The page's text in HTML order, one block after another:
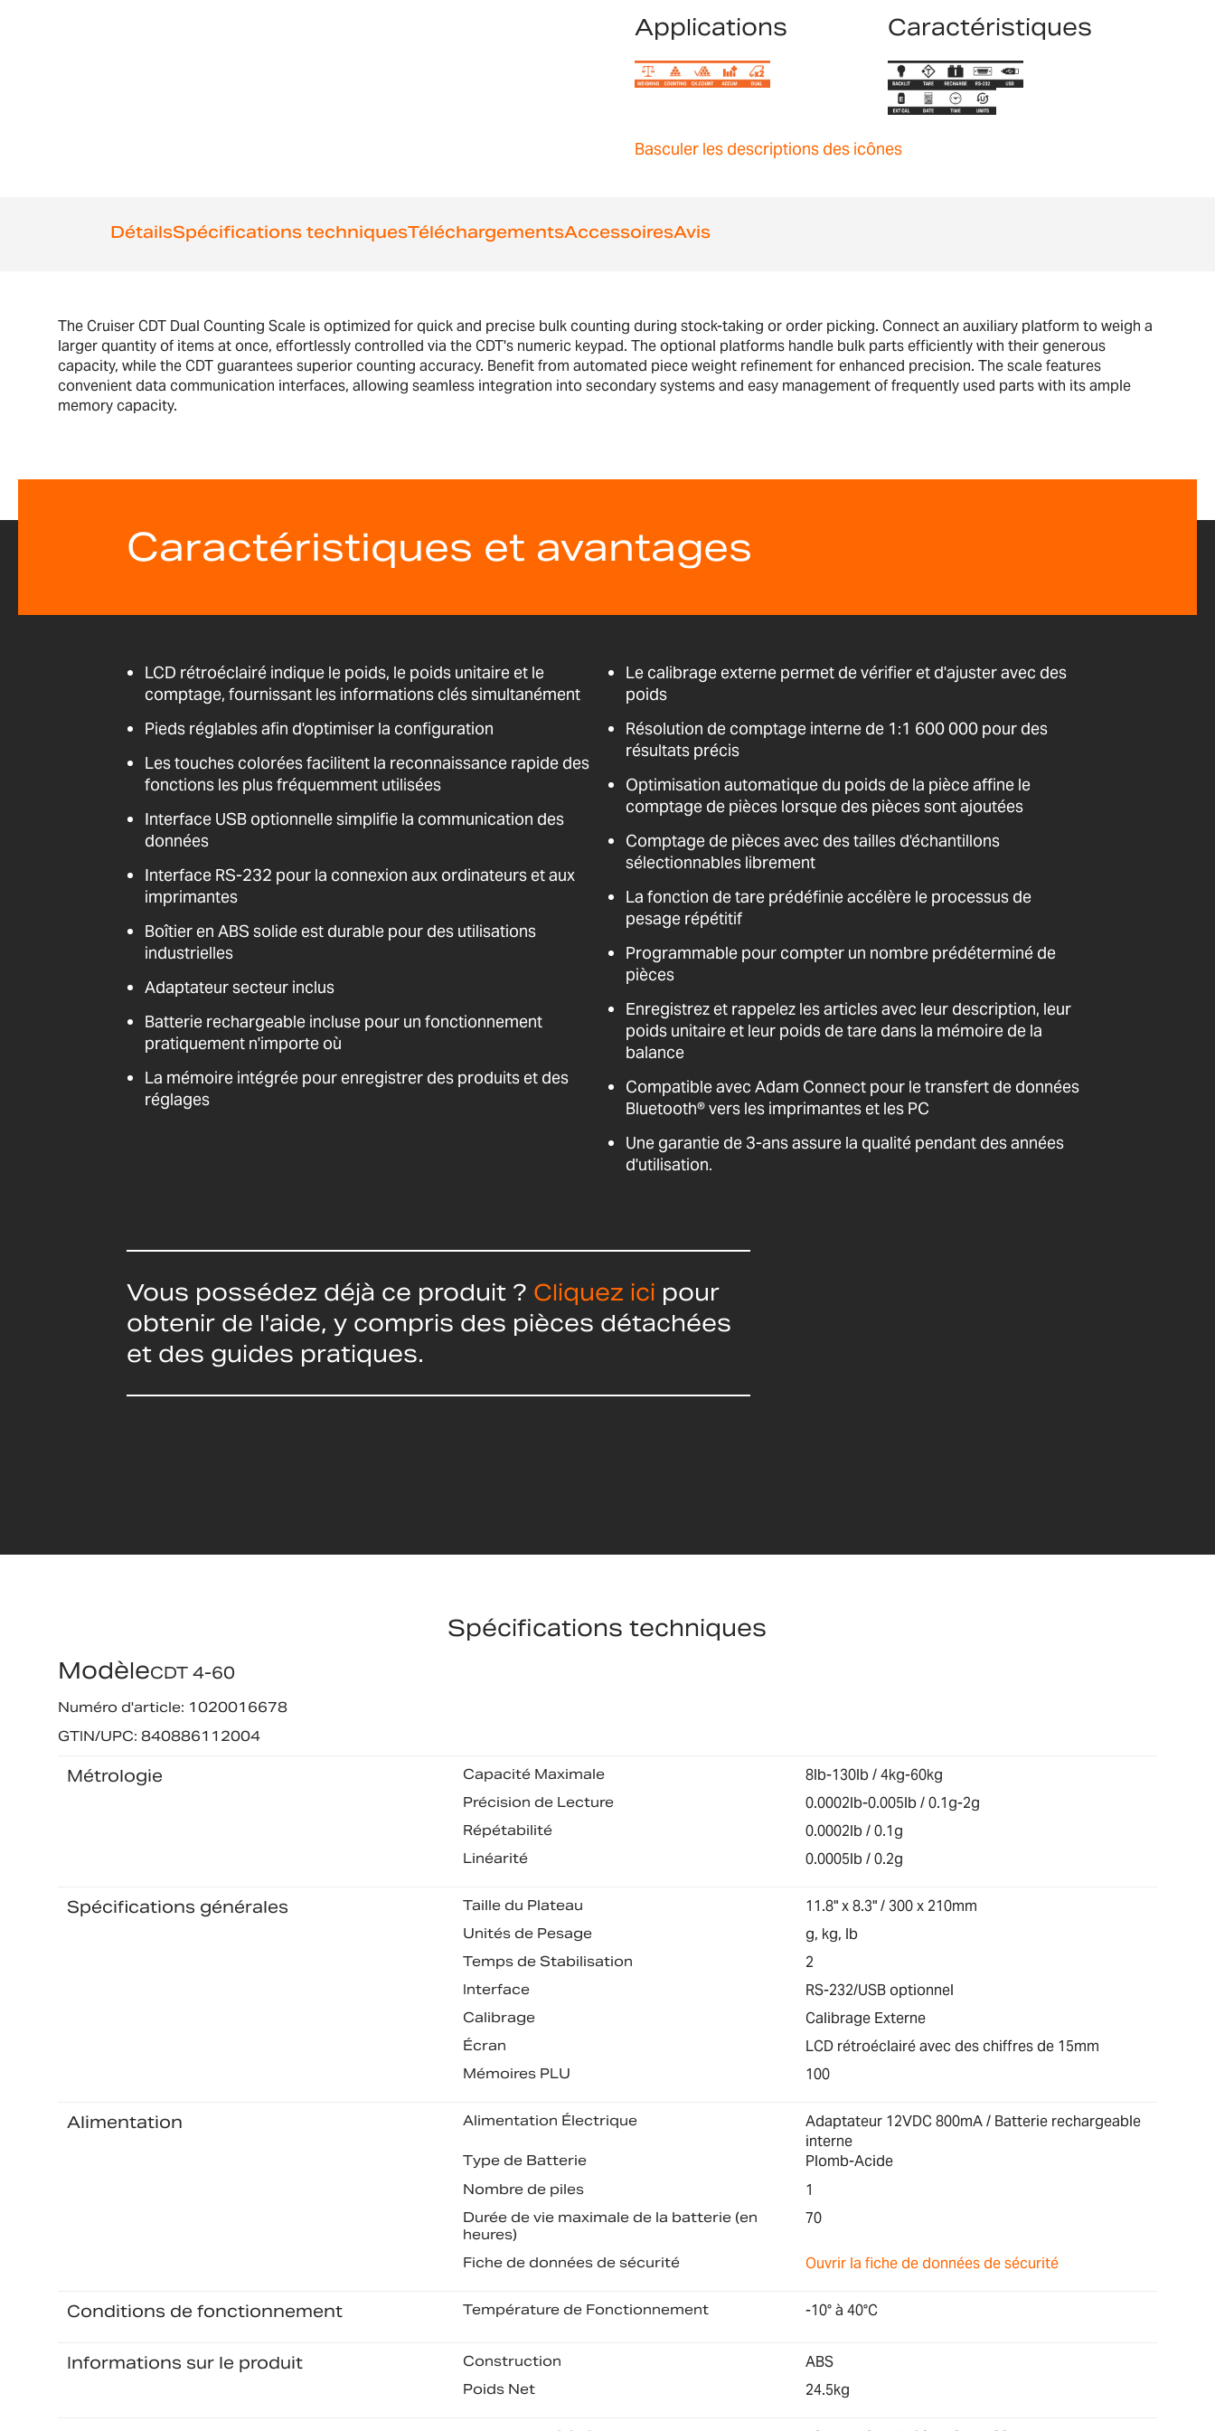
Applications Caractéristiques
Basculer les descriptions des icônes
DétailsSpécifications techniquesTéléchargementsAccessoiresAvis
The Cruiser CDT Dual Counting Scale is optimized for quick and precise bulk counting during stock-taking or order picking. Connect an auxiliary platform to weigh a
larger quantity of items at once, effortlessly controlled via the CDT's numeric keypad. The optional platforms handle bulk parts efficiently with their generous
capacity, while the CDT guarantees superior counting accuracy. Benefit from automated piece weight refinement for enhanced precision. The scale features
convenient data communication interfaces, allowing seamless integration into secondary systems and easy management of frequently used parts with its ample
memory capacity.
Caractéristiques et avantages
LCD rétroéclairé indique le poids, le poids unitaire et le
comptage, fournissant les informations clés simultanément
Pieds réglables afin d'optimiser la configuration
Les touches colorées facilitent la reconnaissance rapide des
fonctions les plus fréquemment utilisées
Interface USB optionnelle simplifie la communication des
données
Interface RS-232 pour la connexion aux ordinateurs et aux
imprimantes
Boîtier en ABS solide est durable pour des utilisations
industrielles
Adaptateur secteur inclus
Batterie rechargeable incluse pour un fonctionnement
pratiquement n'importe où
La mémoire intégrée pour enregistrer des produits et des
réglages
Le calibrage externe permet de vérifier et d'ajuster avec des
poids
Résolution de comptage interne de 1:1 600 000 pour des
résultats précis
Optimisation automatique du poids de la pièce affine le
comptage de pièces lorsque des pièces sont ajoutées
Comptage de pièces avec des tailles d'échantillons
sélectionnables librement
La fonction de tare prédéfinie accélère le processus de
pesage répétitif
Programmable pour compter un nombre prédéterminé de
pièces
Enregistrez et rappelez les articles avec leur description, leur
poids unitaire et leur poids de tare dans la mémoire de la
balance
Compatible avec Adam Connect pour le transfert de données
Bluetooth® vers les imprimantes et les PC
Une garantie de 3-ans assure la qualité pendant des années
d'utilisation.
Vous possédez déjà ce produit ? Cliquez ici pour
obtenir de l'aide, y compris des pièces détachées
et des guides pratiques.
Spécifications techniques
ModèleCDT 4-60
Numéro d'article: 1020016678
GTIN/UPC: 840886112004
Métrologie Capacité Maximale 8lb-130lb / 4kg-60kg
Précision de Lecture 0.0002lb-0.005lb / 0.1g-2g
Répétabilité 0.0002lb / 0.1g
Linéarité 0.0005lb / 0.2g
Spécifications générales Taille du Plateau 11.8" x 8.3" / 300 x 210mm
Unités de Pesage g, kg, lb
Temps de Stabilisation 2
Interface RS-232/USB optionnel
Calibrage Calibrage Externe
Écran LCD rétroéclairé avec des chiffres de 15mm
Mémoires PLU 100
Alimentation Alimentation Électrique
Adaptateur 12VDC 800mA / Batterie rechargeable
interne
Type de Batterie Plomb-Acide
Nombre de piles 1
Durée de vie maximale de la batterie (en
heures)
70
Fiche de données de sécurité Ouvrir la fiche de données de sécurité
Conditions de fonctionnement Température de Fonctionnement -10° à 40°C
Informations sur le produit Construction ABS
Poids Net 24.5kg